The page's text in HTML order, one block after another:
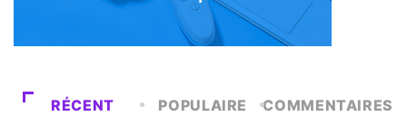
RÉCENT POPULAIRE COMMENTAIRES